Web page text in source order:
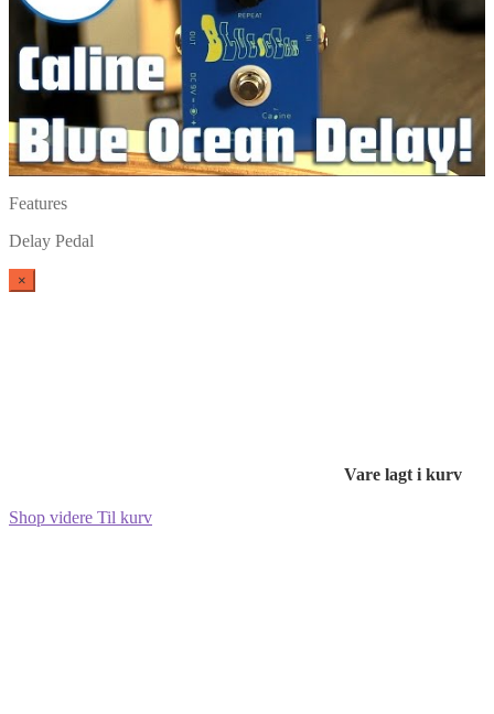
Features
Delay Pedal
×
Vare lagt i kurv
Shop videre Til kurv